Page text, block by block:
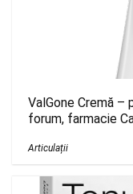
ValGone Cremă –
forum, farmacie
Articulații